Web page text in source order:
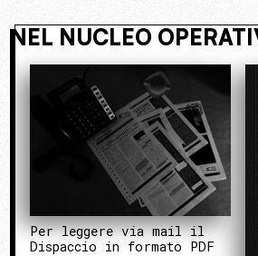
ENTRA NEL
Per leggere via mail il
Dispaccio in formato PDF